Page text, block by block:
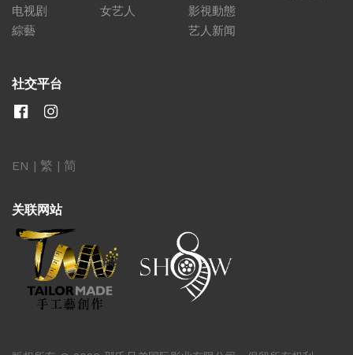
电视剧
綜藝
女艺人
影視動態
艺人新闻
社交平台
EN | 繁 | 简
关联网站